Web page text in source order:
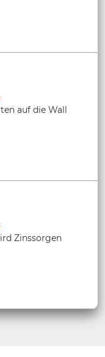
auf die Wall
Zinssorgen